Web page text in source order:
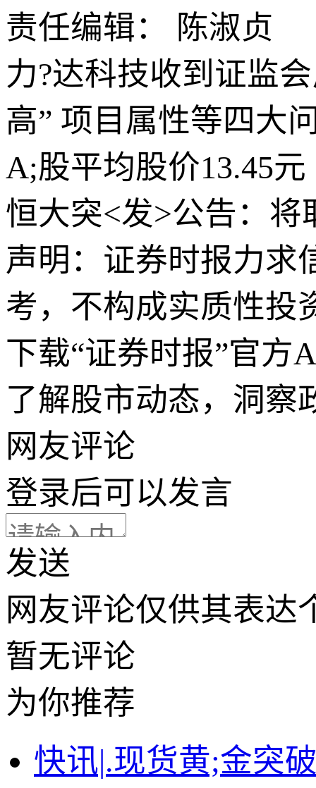
责任编辑： 陈淑贞
力?达科技收到证监
高” 项目属性等四大
A;股平均股价13.45
恒大突<发>公告：将
声明：证券时报力求
考，不构成实质性投
下载“证券时报”官方
了解股市动态，洞察
网友评论
登录后可以发言
发送
网友评论仅供其表达
暂无评论
为你推荐
快讯|.现货黄;金突